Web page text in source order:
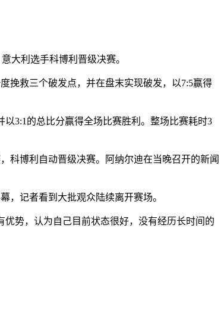
大利选手科博利晋级决赛。
救三个破发点，并在盘末实现破发，以7:5赢得
3:1的总比分赢得全场比赛胜利。整场比赛耗时3
博利自动晋级决赛。阿纳尔迪在当晚召开的新闻
记者看到大批观众陆续离开赛场。
势，认为自己目前状态很好，没有经历长时间的